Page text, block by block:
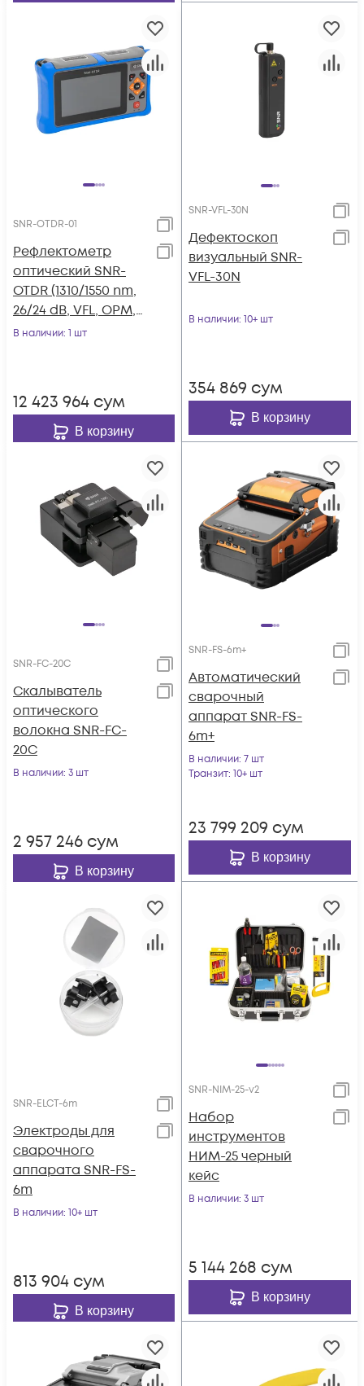
SNR-OTDR-01
Рефлектометр
оптический SNR-
OTDR (1310/1550 nm,
26/24 dB, VFL, OPM,
OLS)
В наличии: 1 шт
12 423 964 сум
В корзину
SNR-VFL-30N
Дефектоскоп
визуальный SNR-
VFL-30N
В наличии: 10+ шт
354 869 сум
В корзину
SNR-FC-20C
Скалыватель
оптического
волокна SNR-FC-
20C
В наличии: 3 шт
2 957 246 сум
В корзину
SNR-FS-6m+
Автоматический
сварочный
аппарат SNR-FS-
6m+
В наличии: 7 шт
Транзит: 10+ шт
23 799 209 сум
В корзину
SNR-ELCT-6m
Электроды для
сварочного
аппарата SNR-FS-
6m
В наличии: 10+ шт
813 904 сум
В корзину
SNR-NIM-25-v2
Набор
инструментов
НИМ-25 черный
кейс
В наличии: 3 шт
5 144 268 сум
В корзину